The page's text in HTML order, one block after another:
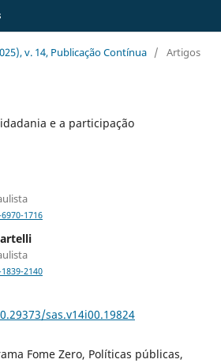
v. 14, Publicação Contínua / Artigos
e a participação
1716
2140
sas.v14i00.19824
Fome Zero, Políticas públicas,